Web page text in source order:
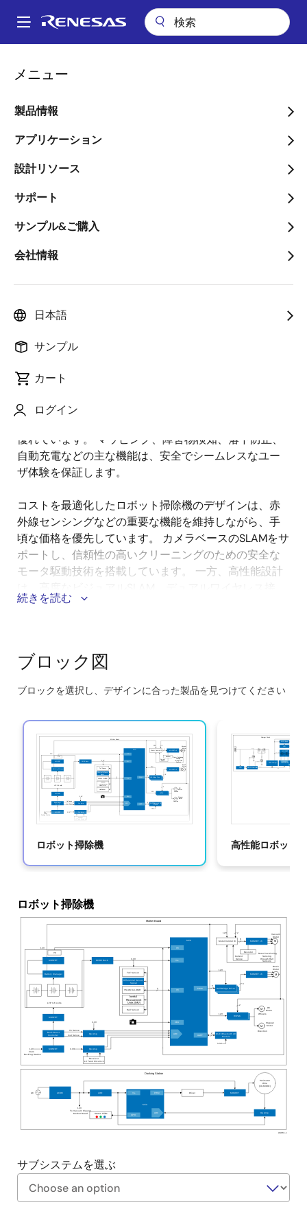
ン
Main
メニュー
製品情報
アプリケーション
設計リソース
サポート
サンプル&ご購入
会社情報
日本語
サンプル
カート
ログイン
パ
ン
く
ず
ページセクションへ移動：
概要
概
要
説
明
スマートクリーニングデバイスは、家庭の環境で自律
的に動作しながら、利便性、効率性、信頼性を提供す
るように設計されています。 これらのデバイスは、複
雑なレイアウト内を移動し、障害物を回避し、人の介
優れています。 マッピング、障害物検知、落下防止、
自動充電などの主な機能は、安全でシームレスなユー
ザ体験を保証します。
コストを最適化したロボット掃除機のデザインは、赤
外線センシングなどの重要な機能を維持しながら、手
頃な価格を優先しています。 カメラベースのSLAMをサ
ポートし、信頼性の高いクリーニングのための安全な
モータ駆動技術を搭載しています。 一方、高性能設計
続、長時間駆動のためのインテリジェントバッテリ管
識、モバイルアプリや音声アシスタントによるユーザ
フレンドリなコントロールという基盤を共有していま
す。
このシステムのメリット：
HVPAKによる多軸モータ駆動に対応
HVPAKは、ブラシ付きモータ駆動アプリケーション
の部品点数と複雑さを低減
環境の正確なバーチャルマップを構築するための
VSLAM（Visual Simultaneous Localization and
Mapping）やLiDARをサポート
DRP-AIアクセラレータを搭載し、カメラを使って部
Bluetooth Low Energy（LE）とWi-Fiは、画像マッ
ピングやロボットの状態監視のためのモバイルベー
スのアプリケーションコントロールをエンドユーザ
に提供
高度なバッテリ管理機能には、一次および二次保
護、電圧・電流測定、電流統合、ホスト通信インタ
フェースなどを搭載
続きを読む
ブロック図
ブロックを選択し、デザインに合った製品を見つけてください
interactive
block
diagram
ロボット掃除機 高性能ロボット
ロボット掃除機
Half-Bridge Driver
LFP 3-6 cells
ToF Sensor
Differential Sensor
Signal
VSLAM & LiDAR
Inertial
Measurement
Units (IMU)
Hall Sensor
2
12V
From
Docking Station
Iin Sense
Iout Sense
3.3V
Receiver
LC Tank Circuit x2
3.3V
Wi-Fi/Bluetooth LE
Module
2
3.3V
HVPAK
M
M
Wheels
DC
Motor
Stepper
Motor
Direction
M
Brush
Motor
6
M
Vacuum
Motor
Rotor Positioning
Sensing
through Hall
Sensors
Current
Sense
6
12V
12V
12V
12V
6
2
2
Mother Board
Driver
12V
To Vacuum Cleaner
Mother Board
AC
Docking Station
AS061-1
Perimeter
Wire
(50-60KHz)
Status LEDs
I²C
MOSFET
Battery Manager
MOSFET
Buck-Boost
Controller
MOSFET
Op Amp
Op Amp
DC/DC Buck
Motor Control IC MOSFET x6
MOSFET x6
Resistor
MCU
V
I²C
ADC UART
PWM
I²C
Op Amp
MOSFET
AC/DC LDO
MCU
V
GPIO
PWM
ADC
サブシステムを選ぶ